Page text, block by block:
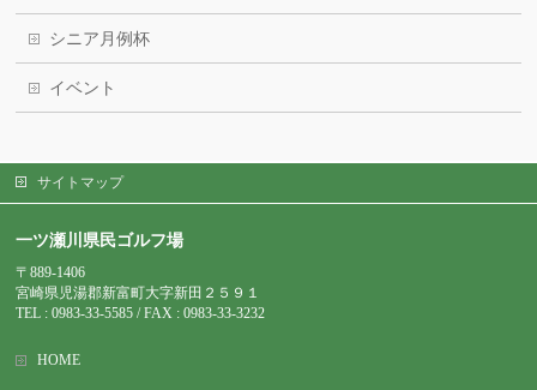
シニア月例杯
イベント
サイトマップ
一ツ瀬川県民ゴルフ場
〒889-1406
宮崎県児湯郡新富町大字新田２５９１
TEL : 0983-33-5585 / FAX : 0983-33-3232
HOME